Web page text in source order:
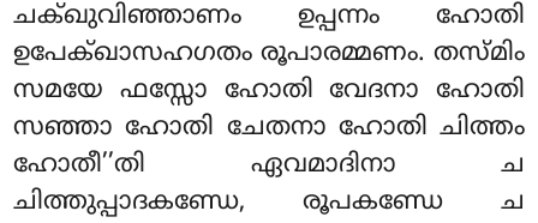
ചക്ഖുവിഞ്ഞാണം ഉപ്പന്നം ഹോതി
ഉപേക്ഖാസഹഗതം രൂപാരമ്മണം. തസ്മിം
സമയേ ഫസ്സോ ഹോതി വേദനാ ഹോതി
സഞ്ഞാ ഹോതി ചേതനാ ഹോതി ചിത്തം
ഹോതീ’’തി ഏവമാദിനാ ച
ചിത്തുപ്പാദകണ്ഡേ, രൂപകണ്ഡേ ച